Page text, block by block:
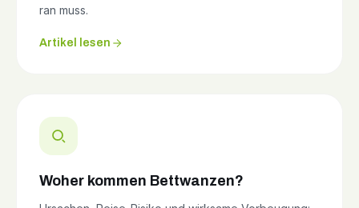
ran muss.
Artikel lesen
Woher kommen Bettwanzen?